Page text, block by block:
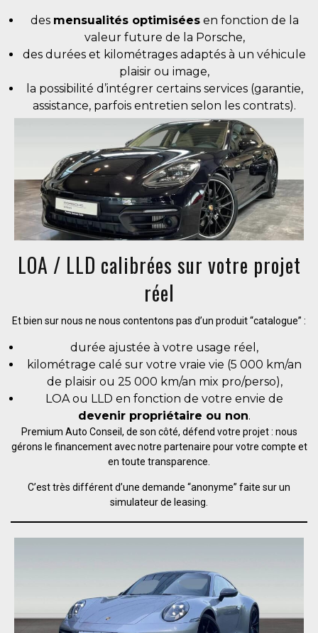
des mensualités optimiséesen fonction de la
valeur future de la Porsche,
des durées et kilométrages adaptés à un véhicule
plaisir ou image,
la possibilité d’intégrer certains services (garantie,
assistance, parfois entretien selon les contrats).
LOA / LLD calibrées sur votre projet
réel
Et bien sur nous ne nous contentons pas d’un produit “catalogue” :
durée ajustée à votre usage réel,
kilométrage calé sur votre vraie vie (5 000 km/an
de plaisir ou 25 000 km/an mix pro/perso),
LOA ou LLD en fonction de votre envie de
devenir propriétaire ou non.
Premium Auto Conseil, de son côté, défend votre projet : nous
gérons le financement avec notre partenaire pour votre compte et
en toute transparence.
C’est très différent d’une demande “anonyme” faite sur un
simulateur de leasing.